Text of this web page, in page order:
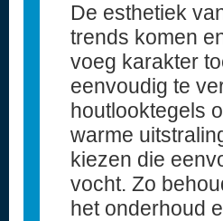
De esthetiek
trends komen
voeg karakter
eenvoudig te
houtlooktegels
warme
kiezen die
vocht. Zo
het onderhoud